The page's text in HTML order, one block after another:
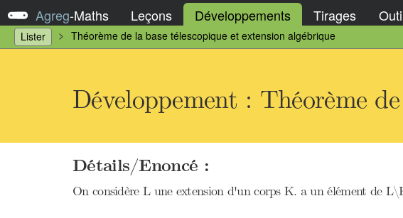
Agreg-Maths Leçons Développements Tirages
Lister Théorème de la base télescopique et extension algébrique
Développement : Théorème
Détails/Enoncé :
On considère L une extension d'un corps K. a un élément de